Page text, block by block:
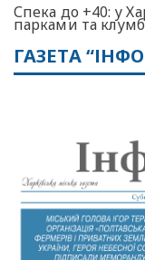
Спека до +40: у
парками та
ГАЗЕТА